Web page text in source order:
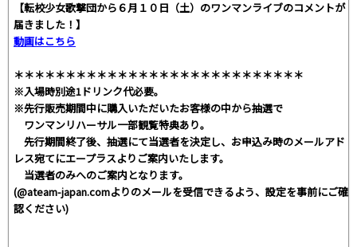
【転校少女歌撃団から６月１０日（土）のワンマンライブのコメントが
届きました！】
動画はこちら
＊＊＊＊＊＊＊＊＊＊＊＊＊＊＊＊＊＊＊＊＊＊＊＊＊＊＊＊
※入場時別途1ドリンク代必要。
※先行販売期間中に購入いただいたお客様の中から抽選で
ワンマンリハーサル一部観覧特典あり。
先行期間終了後、抽選にて当選者を決定し、お申込み時のメールアド
レス宛てにエープラスよりご案内いたします。
当選者のみへのご案内となります。
(@ateam-japan.comよりのメールを受信できるよう、設定を事前にご確
認ください)